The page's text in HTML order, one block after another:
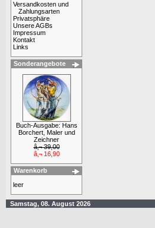
Versandkosten und
Zahlungsarten
Privatsphäre
Unsere AGBs
Impressum
Kontakt
Links
Sonderangebote
Buch-Ausgabe: Hans
Borchert, Maler und
Zeichner
â‚¬ 39,00
â‚¬ 16,90
Warenkorb
leer
Samstag, 08. August 2026